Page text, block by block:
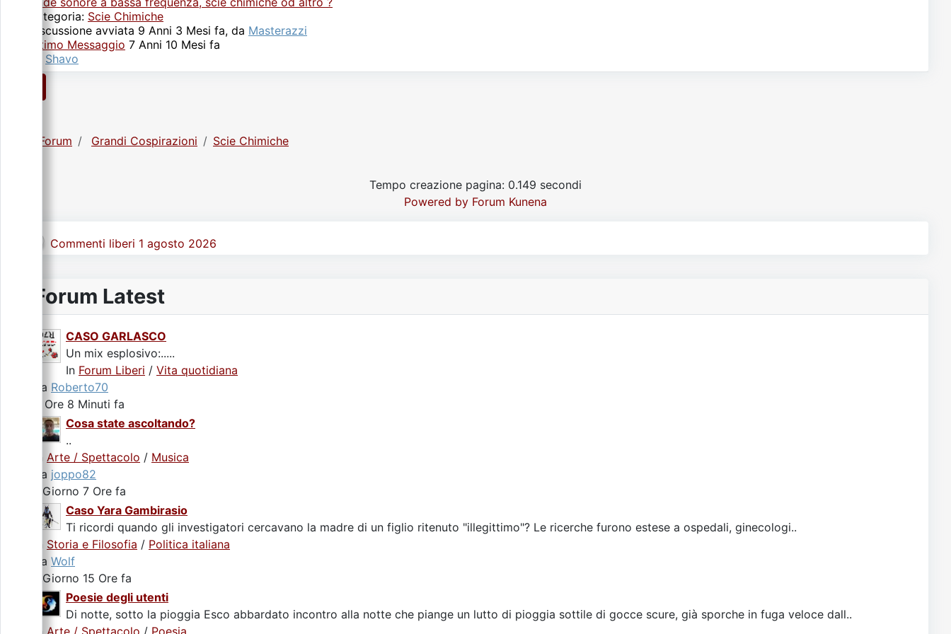
Categoria: Scie Chimiche
Discussione avviata 9 Anni 3 Mesi fa, da Masterazzi
Ultimo Messaggio 7 Anni 10 Mesi fa
Shavo
Forum Grandi Cospirazioni Scie Chimiche
Tempo creazione pagina: 0.149 secondi
Powered by Forum Kunena
Commenti liberi 1 agosto 2026
Forum Latest
CASO GARLASCO
Un mix esplosivo:.....
In Forum Liberi / Vita quotidiana
da Roberto70
9 Ore 8 Minuti fa
Cosa state ascoltando?
..
Arte / Spettacolo / Musica
da joppo82
1 Giorno 7 Ore fa
Caso Yara Gambirasio
Ti ricordi quando gli investigatori cercavano la madre di un figlio ritenuto "illegittimo"? Le ricerche furono estese a ospedali, ginecologi..
Storia e Filosofia / Politica italiana
da Wolf
1 Giorno 15 Ore fa
Poesie degli utenti
Di notte, sotto la pioggia Esco abbardato incontro alla notte che piange un lutto di pioggia sottile di gocce scure, già sporche in fuga veloce dall..